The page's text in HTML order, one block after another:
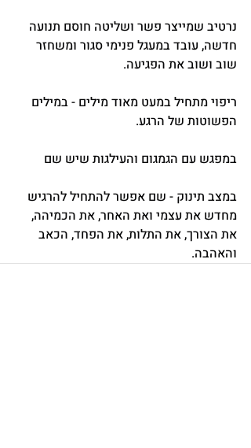
נרטיב שמייצר פשר ושליטה חוסם תנועה
חדשה, עובד במעגל פנימי סגור ומשחזר
שוב ושוב את הפגיעה.
ריפוי מתחיל במעט מאוד מילים - במילים
הפשוטות של הרגע.
במפגש עם הגמגום והעילגות שיש שם
במצב תינוק - שם אפשר להתחיל להרגיש
מחדש את עצמי ואת האחר, את הכמיהה,
את הצורך, את התלות, את הפחד, הכאב
והאהבה.